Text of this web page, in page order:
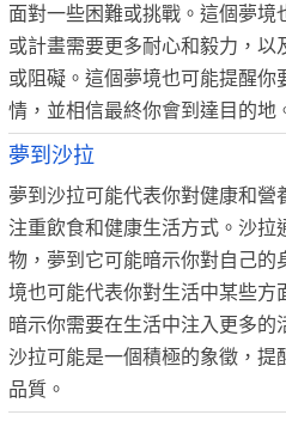
面對一些困難或挑戰。這個夢境
或計畫需要更多耐心和毅力，以
或阻礙。這個夢境也可能提醒
情，並相信最終你會到達目的地
夢到沙拉
夢到沙拉可能代表你對健康和營
注重飲食和健康生活方式。沙拉
物，夢到它可能暗示你對自己的
境也可能代表你對生活中某些方
暗示你需要在生活中注入更多的
沙拉可能是一個積極的象徵，提
品質。